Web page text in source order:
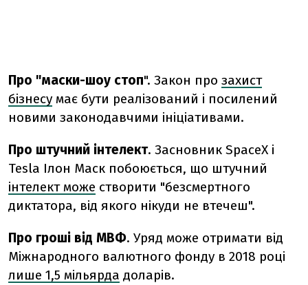
Про "маски-шоу стоп". Закон про захист
бізнесу має бути реалізований і посилений
новими законодавчими ініціативами.
Про штучний інтелект. Засновник SpaceX і
Tesla Ілон Маск побоюється, що штучний
інтелект може створити "безсмертного
диктатора, від якого нікуди не втечеш".
Про гроші від МВФ. Уряд може отримати від
Міжнародного валютного фонду в 2018 році
лише 1,5 мільярда доларів.